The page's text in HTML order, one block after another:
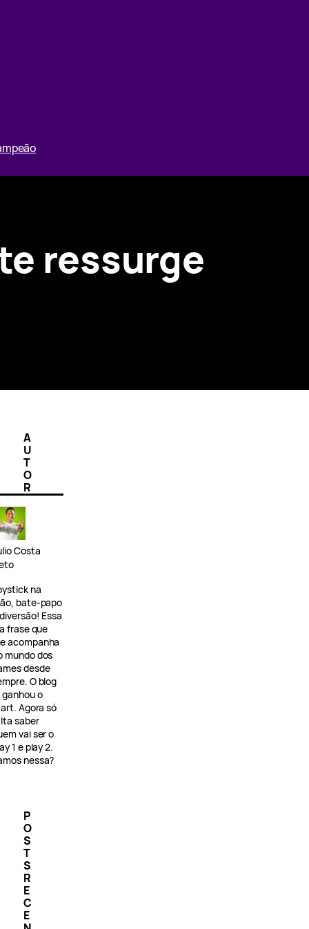
ressurge
A
U
T
O
R
Costa
na
bate-papo
Essa
frase que
acompanha
mundo dos
desde
O blog
ganhou o
Agora só
saber
vai ser o
1 e play 2.
nessa?
P
O
S
T
S
R
E
C
E